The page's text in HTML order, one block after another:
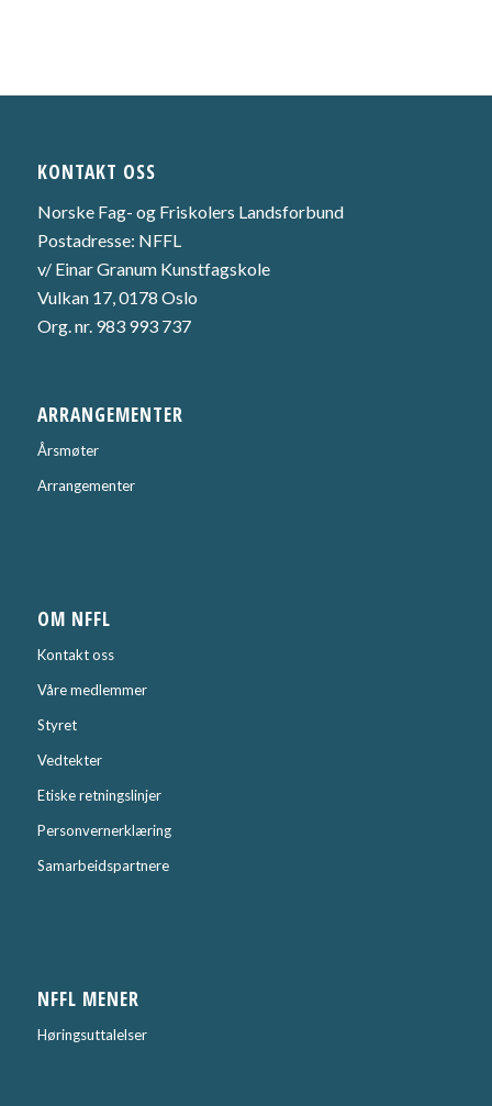
KONTAKT OSS
Norske Fag- og Friskolers Landsforbund
Postadresse: NFFL
v/ Einar Granum Kunstfagskole
Vulkan 17, 0178 Oslo
Org. nr. 983 993 737
ARRANGEMENTER
Årsmøter
Arrangementer
OM NFFL
Kontakt oss
Våre medlemmer
Styret
Vedtekter
Etiske retningslinjer
Personvernerklæring
Samarbeidspartnere
NFFL MENER
Høringsuttalelser